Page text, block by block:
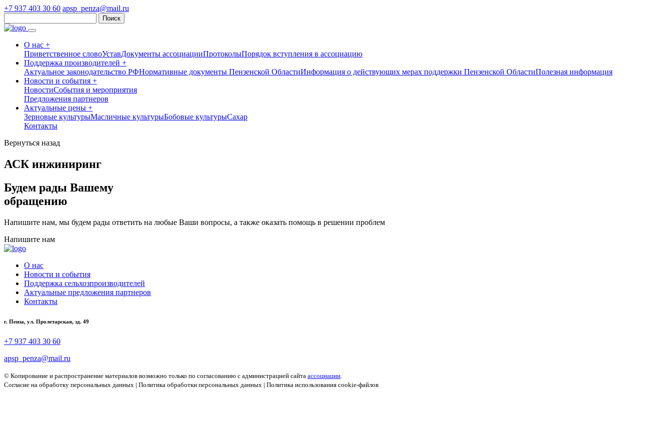
+7 937 403 30 60 apsp_penza@mail.ru
О нас +
Приветственное словоУставДокументы ассоциацииПротоколыПорядок вступления в ассоциацию
Поддержка производителей +
Актуальное законодательство РФНормативные документы Пензенской ОбластиИнформация о действующих мерах поддержки Пензенской ОбластиПолезная информация
Новости и события +
НовостиСобытия и мероприятия
Предложения партнеров
Актуальные цены +
Зерновые культурыМасличные культурыБобовые культурыСахар
Контакты
Вернуться назад
АСК инжиниринг
Будем рады Вашему
обращению
Напишите нам, мы будем рады ответить на любые Ваши вопросы, а также оказать помощь в решении проблем
Напишите нам
О нас
Новости и события
Поддержка сельхозпроизводителей
Актуальные предложения партнеров
Контакты
г. Пенза, ул. Пролетарская, зд. 49
+7 937 403 30 60
apsp_penza@mail.ru
© Копирование и распространение материалов возможно только по согласованию с администрацией сайта ассоциации
Согласие на обработку персональных данных | Политика обработки персональных данных | Политика использования cookie-файлов